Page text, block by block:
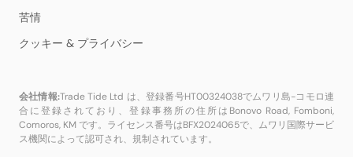
苦情
クッキー & プライバシー
会社情報:Trade Tide Ltd は、登録番号HT00324038でムワリ島-コモロ連
合に登録されており、登録事務所の住所はBonovo Road, Fomboni,
Comoros, KM です。ライセンス番号はBFX2024065で、ムワリ国際サービ
ス機関によって認可され、規制されています。